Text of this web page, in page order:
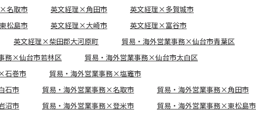
名取市 英文経理×角田市
英文経理×多賀城市
松島市 英文経理×大崎市
英文経理×富谷市
英文経理×柴田郡大河原町
貿易・海外営業事務×仙台市青葉区
務×仙台市若林区
貿易・海外営業事務×仙台市太白区
石巻市
貿易・海外営業事務×塩竈市
石市 貿易・海外営業事務×名取市
貿易・海外営業事務×角田市
沼市 貿易・海外営業事務×登米市
貿易・海外営業事務×東松島市